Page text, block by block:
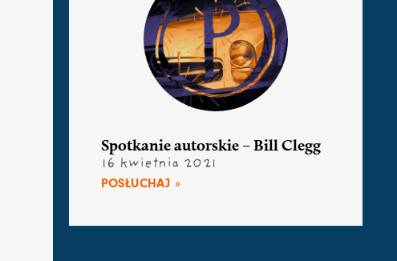
Spotkanie autorskie – Bill Clegg
16 kwietnia 2021
POSŁUCHAJ »